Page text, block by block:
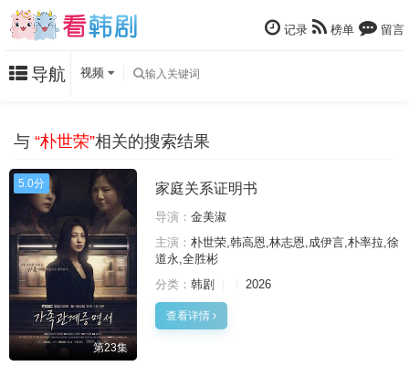
记录 榜单 留言
导航 视频
与 “朴世荣”相关的搜索结果
5.0分
第23集
家庭关系证明书
导演： 金美淑
主演： 朴世荣,韩高恩,林志恩,成伊言,朴率拉,徐
道永,全胜彬
分类： 韩剧 2026
查看详情